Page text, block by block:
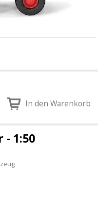
In den Warenkorb
- 1:50